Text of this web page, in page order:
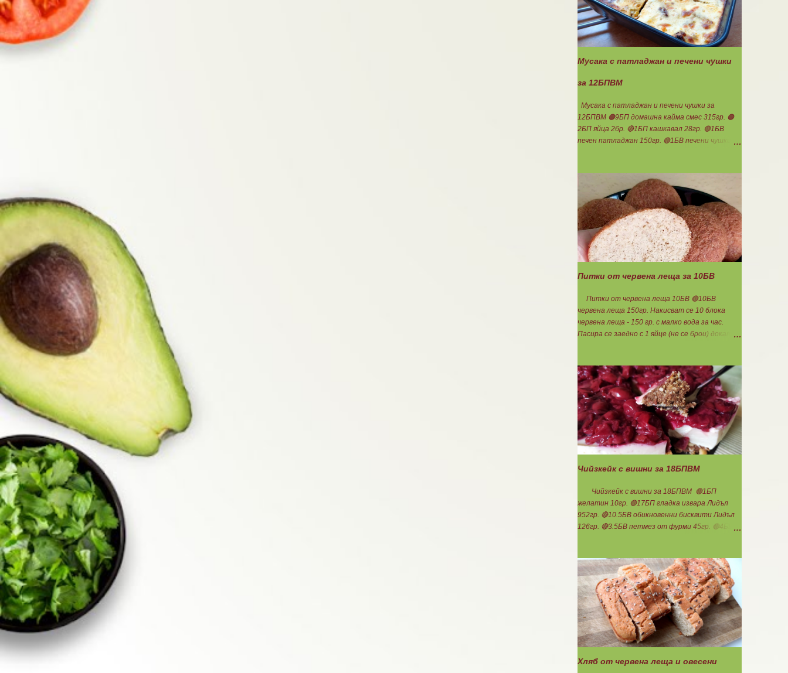
Мусака с патладжан и печени чушки
за 12БПВМ
Мусака с патладжан и печени чушки за
12БПВМ 🟠9БП домашна кайма смес 315гр. 🟠
2БП яйца 2бр. 🔴1БП кашкавал 28гр. 🟢1БВ
печен патладжан 150гр. 🟢1БВ печени чушки
кисело мляко не се брои Подправки на вкус
Мазнините се намаляват за кашкавала! Ако
ползвате много мазна кайма, може изобщо да
не добавяте мазнини... Каймата се задушава с
лука и картофите. Всичко останало с3
нарязва и добавя към сместа. Пече се до
готовност. Заливката е от яйца,кашкавал и
можете да разпределите на порции и да
вкусно заедно! Люси
Питки от червена леща за 10БВ
Питки от червена леща 10БВ 🟢10БВ
червена леща 150гр. Накисват се 10 блока
червена леща - 150 гр. с малко вода за час.
Пасира се заедно с 1 яйце (не се брои) докато
бакпулвер. Добавям се хуск, докато стане
много гъста смес, която може да се оформя на
топчета. Оставя се още малко, да поеме
добре хуска и с влажни ръце се оформят 10
еднакви топчета. Пече се в добре загрята
фурна на 200 градуса за 35-40 мин. Всяка
питка е 1 блок въглехидрат. Нека да ни е
вкусно заедно! Споделено от Петя Чанева
Чийзкейк с вишни за 18БПВМ
Чийзкейк с вишни за 18БПВМ 🟢1БП
желатин 10гр. 🟢17БП гладка извара Лидъл
952гр. 🔴10.5БВ обикновенни бисквити Лидъл
126гр. 🔴3.5БВ петмез от фурми 45гр. 🟢4БВ
малко какао ( така си забърках в буркана )
108гр. Ванилия 1с.л.стевия бленд в крема
Мазнините са удвоени заради обезмасленото
извара! Бисквитките не го предполагат
много, но мигвам...Начуках ги по- едро и смесих
с фъстъченото масло. Получи се доволно
количество. Загладих с чашка във формата.
Изварата смесих с петмез от фурми и супена
разтопения предварително на водна баня
Хляб от червена леща и овесени